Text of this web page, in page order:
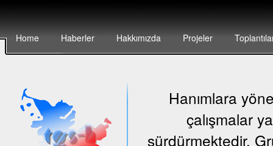
Home Haberler Hakkımızda Projeler
Hanımlara
çalışmalar
sürdürmektedir.